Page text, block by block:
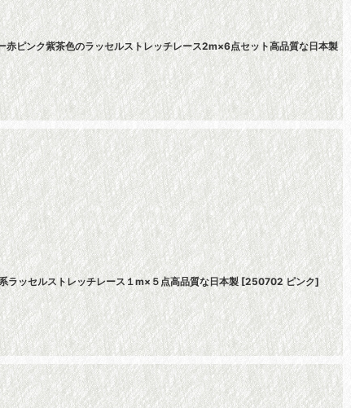
赤ピンク紫茶色のラッセルストレッチレース2m×6点セット高品質な日本製
ラッセルストレッチレース１m×５点高品質な日本製 [250702 ピンク]